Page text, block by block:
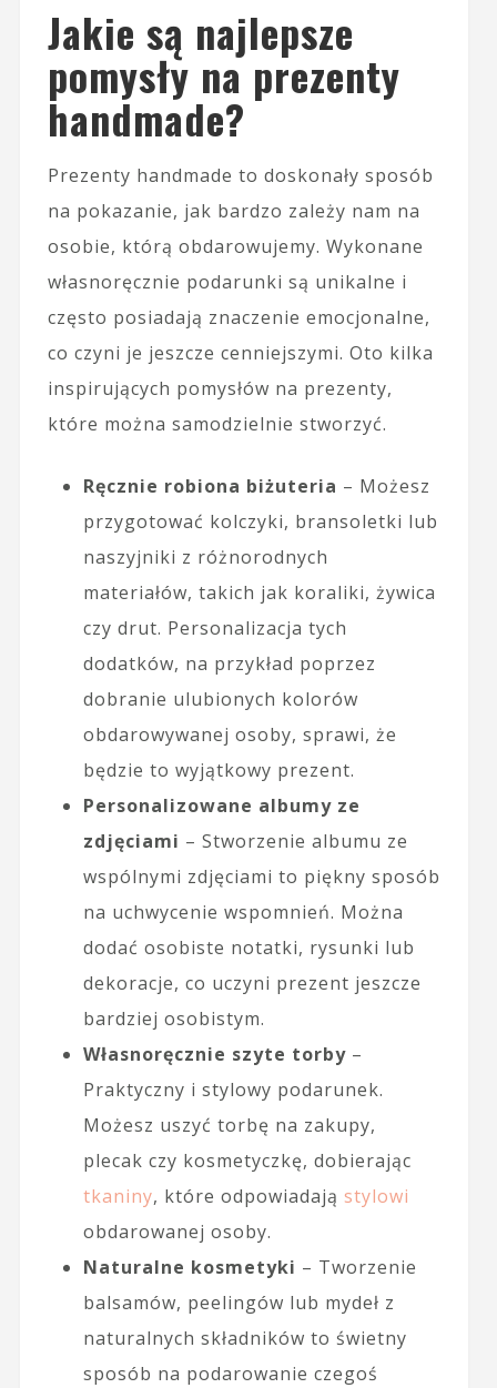
Jakie są najlepsze
pomysły na prezenty
handmade?
Prezenty handmade to doskonały sposób
na pokazanie, jak bardzo zależy nam na
osobie, którą obdarowujemy. Wykonane
własnoręcznie podarunki są unikalne i
często posiadają znaczenie emocjonalne,
co czyni je jeszcze cenniejszymi. Oto kilka
inspirujących pomysłów na prezenty,
które można samodzielnie stworzyć.
Ręcznie robiona biżuteria – Możesz
przygotować kolczyki, bransoletki lub
naszyjniki z różnorodnych
materiałów, takich jak koraliki, żywica
czy drut. Personalizacja tych
dodatków, na przykład poprzez
dobranie ulubionych kolorów
obdarowywanej osoby, sprawi, że
będzie to wyjątkowy prezent.
Personalizowane albumy ze
zdjęciami – Stworzenie albumu ze
wspólnymi zdjęciami to piękny sposób
na uchwycenie wspomnień. Można
dodać osobiste notatki, rysunki lub
dekoracje, co uczyni prezent jeszcze
bardziej osobistym.
Własnoręcznie szyte torby–
Praktyczny i stylowy podarunek.
Możesz uszyć torbę na zakupy,
plecak czy kosmetyczkę, dobierając
tkaniny, które odpowiadają stylowi
obdarowanej osoby.
Naturalne kosmetyki – Tworzenie
balsamów, peelingów lub mydeł z
naturalnych składników to świetny
sposób na podarowanie czegoś